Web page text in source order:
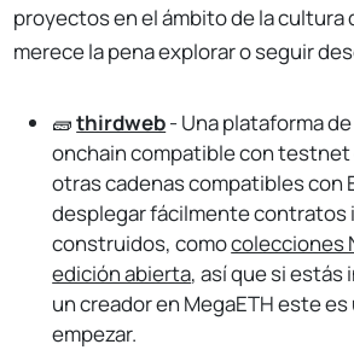
proyectos en el ámbito de la cultura
merece la pena explorar o seguir
🧱thirdweb- Una plataforma
onchain compatible con testnet
otras cadenas compatibles con
desplegar fácilmente
construidos, comocolecciones
edición abierta, así que si
un creador en MegaETH este
empezar.